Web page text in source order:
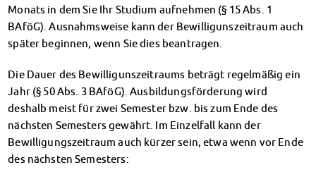
MIT einander – FÜR einander
Wohnheimtutoren
Schadensmeldung
Dokumente
AnsprechpartnerInnen
Soziales & Beratung
Sozialberatung
Finanzierungsberatung
Rückerstattung Semesterbeitrag
Monats in dem Sie Ihr Studium aufnehmen (§ 15 Abs. 1
BAföG). Ausnahmsweise kann der Bewilligunszeitraum auch
später beginnen, wenn Sie dies beantragen.
Die Dauer des Bewilligunszeitraums beträgt regelmäßig ein
Jahr (§ 50 Abs. 3 BAföG). Ausbildungsförderung wird
deshalb meist für zwei Semester bzw. bis zum Ende des
nächsten Semesters gewährt. Im Einzelfall kann der
Bewilligungszeitraum auch kürzer sein, etwa wenn vor Ende
des nächsten Semesters: